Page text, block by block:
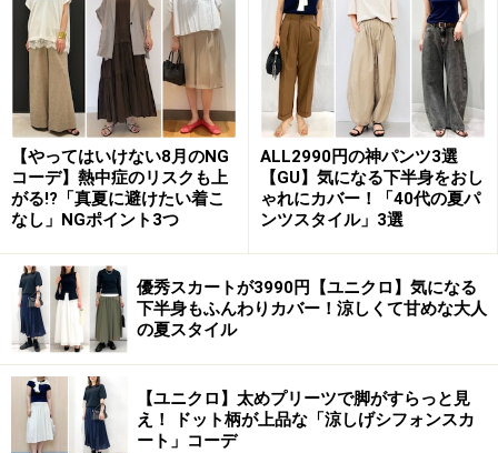
2. 体型を拾いやすい薄手デニムに気を付け
て
デニムもプチプラのものを愛用しているという人も多い
かと思いますが、春に気を付けたいのは「生地の薄さ」
です。春夏用のプチプラデニムには、生地が薄め＆スト
レッチが入っていて、着心地も軽やかで楽チンに感じら
れるものが多め。
ただ、ここで気を付けたいのが「体型を拾ってないかど
うか」です。ストレッチ入りの薄手デニムは着用感は問
題なくても、ヒップの下や太ももの裏など、見えにくい
ところにシワがよったり、肉感を拾ってパツパツに見え
てしまうことが多々あるんです。
【やってはいけない8月のNG
コーデ】熱中症のリスクも上
がる!?「真夏に避けたい着こ
なし」NGポイント3つ
ALL2990円の神パンツ3選
【GU】気になる下半身をおし
ゃれにカバー！「40代の夏パ
ンツスタイル」3選
優秀スカートが3990円【ユニクロ】気になる
下半身もふんわりカバー！涼しくて甘めな大人
の夏スタイル
【ユニクロ】太めプリーツで脚がすらっと見
え！ ドット柄が上品な「涼しげシフォンスカ
ート」コーデ